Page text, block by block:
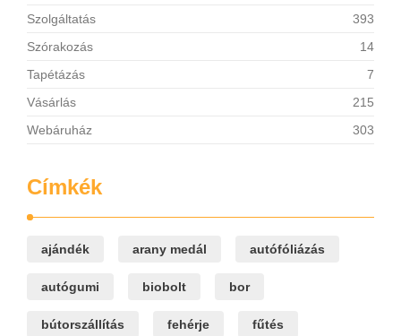
Szolgáltatás
393
Szórakozás
14
Tapétázás
7
Vásárlás
215
Webáruház
303
Címkék
ajándék arany medál autófóliázás
autógumi biobolt bor
bútorszállítás fehérje fűtés